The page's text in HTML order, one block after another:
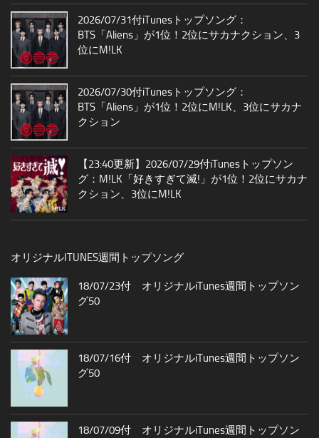
2026/07/31付iTunesトップソング：
BTS「Aliens」が1位！2位にサカナクション、3
位にM!LK
2026/07/30付iTunesトップソング：
BTS「Aliens」が1位！2位にM!LK、3位にサカナ
クション
【23:40更新】2026/07/29付iTunesトップソン
グ：M!LK「好きすぎて滅!」が1位！2位にサカナ
クション、3位にM!LK
オリジナルITUNES週間トップソング
18/07/23付 オリジナルiTunes週間トップソン
グ50
18/07/16付 オリジナルiTunes週間トップソン
グ50
18/07/09付 オリジナルiTunes週間トップソン